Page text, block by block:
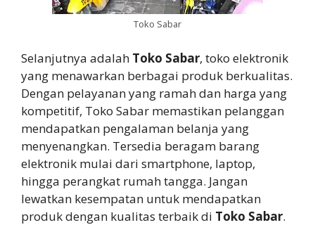
Toko Sabar
Selanjutnya adalah Toko Sabar, toko elektronik
yang menawarkan berbagai produk berkualitas.
Dengan pelayanan yang ramah dan harga yang
kompetitif, Toko Sabar memastikan pelanggan
mendapatkan pengalaman belanja yang
menyenangkan. Tersedia beragam barang
elektronik mulai dari smartphone, laptop,
hingga perangkat rumah tangga. Jangan
lewatkan kesempatan untuk mendapatkan
produk dengan kualitas terbaik di Toko Sabar.